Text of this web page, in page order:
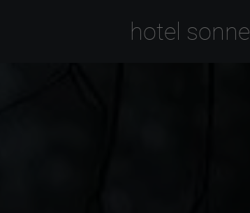
hotel sonne